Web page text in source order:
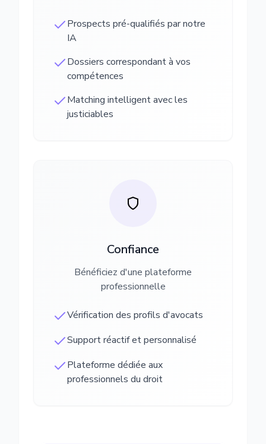
Prospects pré-qualifiés par notre
IA
Dossiers correspondant à vos
compétences
Matching intelligent avec les
justiciables
Confiance
Bénéficiez d'une plateforme
professionnelle
Vérification des profils d'avocats
Support réactif et personnalisé
Plateforme dédiée aux
professionnels du droit